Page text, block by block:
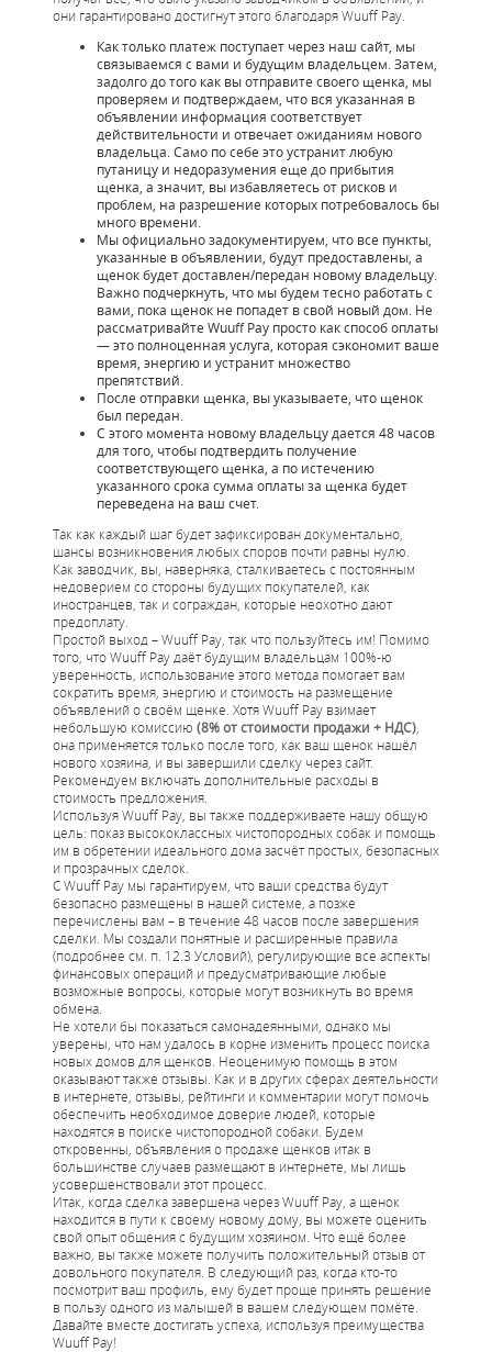
они гарантировано достигнут этого благодаря Wuuff Pay.
Как только платеж поступает через наш сайт, мы
связываемся с вами и будущим владельцем. Затем,
задолго до того как вы отправите своего щенка, мы
проверяем и подтверждаем, что вся указанная в
объявлении информация соответствует
действительности и отвечает ожиданиям нового
владельца. Само по себе это устранит любую
путаницу и недоразумения еще до прибытия
щенка, а значит, вы избавляетесь от рисков и
проблем, на разрешение которых потребовалось бы
много времени.
Мы официально задокументируем, что все пункты,
указанные в объявлении, будут предоставлены, а
щенок будет доставлен/передан новому владельцу.
Важно подчеркнуть, что мы будем тесно работать с
вами, пока щенок не попадет в свой новый дом. Не
рассматривайте Wuuff Pay просто как способ оплаты
— это полноценная услуга, которая сэкономит ваше
время, энергию и устранит множество
препятствий.
После отправки щенка, вы указываете, что щенок
был передан.
С этого момента новому владельцу дается 48 часов
для того, чтобы подтвердить получение
соответствующего щенка, а по истечению
указанного срока сумма оплаты за щенка будет
переведена на ваш счет.
Так как каждый шаг будет зафиксирован документально,
шансы возникновения любых споров почти равны нулю.
Как заводчик, вы, наверняка, сталкиваетесь с постоянным
недоверием со стороны будущих покупателей, как
иностранцев, так и сограждан, которые неохотно дают
предоплату.
Простой выход – Wuuff Pay, так что пользуйтесь им! Помимо
того, что Wuuff Pay даёт будущим владельцам 100%-ю
уверенность, использование этого метода помогает вам
сократить время, энергию и стоимость на размещение
объявлений о своём щенке. Хотя Wuuff Pay взимает
небольшую комиссию (8% от стоимости продажи + НДС)
она применяется только после того, как ваш щенок нашёл
нового хозяина, и вы завершили сделку через сайт.
Рекомендуем включать дополнительные расходы в
стоимость предложения.
Используя Wuuff Pay, вы также поддерживаете нашу общую
цель: показ высококлассных чистопородных собак и помощь
им в обретении идеального дома засчёт простых, безопасных
и прозрачных сделок.
С Wuuff Pay мы гарантируем, что ваши средства будут
безопасно размещены в нашей системе, а позже
перечислены вам – в течение 48 часов после завершения
сделки. Мы создали понятные и расширенные правила
(подробнее см. п. 12.3 Условий), регулирующие все аспекты
финансовых операций и предусматривающие любые
возможные вопросы, которые могут возникнуть во время
обмена.
Не хотели бы показаться самонадеянными, однако мы
уверены, что нам удалось в корне изменить процесс поиска
новых домов для щенков. Неоценимую помощь в этом
оказывают также отзывы. Как и в других сферах деятельности
в интернете, отзывы, рейтинги и комментарии могут помочь
обеспечить необходимое доверие людей, которые
находятся в поиске чистопородной собаки. Будем
откровенны, объявления о продаже щенков итак в
большинстве случаев размещают в интернете, мы лишь
усовершенствовали этот процесс.
Итак, когда сделка завершена через Wuuff Pay, а щенок
находится в пути к своему новому дому, вы можете оценить
свой опыт общения с будущим хозяином. Что ещё более
важно, вы также можете получить положительный отзыв от
довольного покупателя. В следующий раз, когда кто-то
посмотрит ваш профиль, ему будет проще принять решение
в пользу одного из малышей в вашем следующем помёте.
Давайте вместе достигать успеха, используя преимущества
Wuuff Pay!